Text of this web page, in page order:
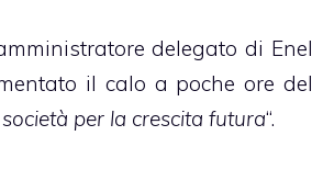
delegato di Enel
il calo a poche ore del
per la crescita futura“.